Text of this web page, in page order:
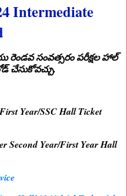
Intermediate
సంవత్సరం పరీక్షల హాల్
చేసుకోవచ్చు.
Year/SSC Hall Ticket
Second Year/First Year Hall